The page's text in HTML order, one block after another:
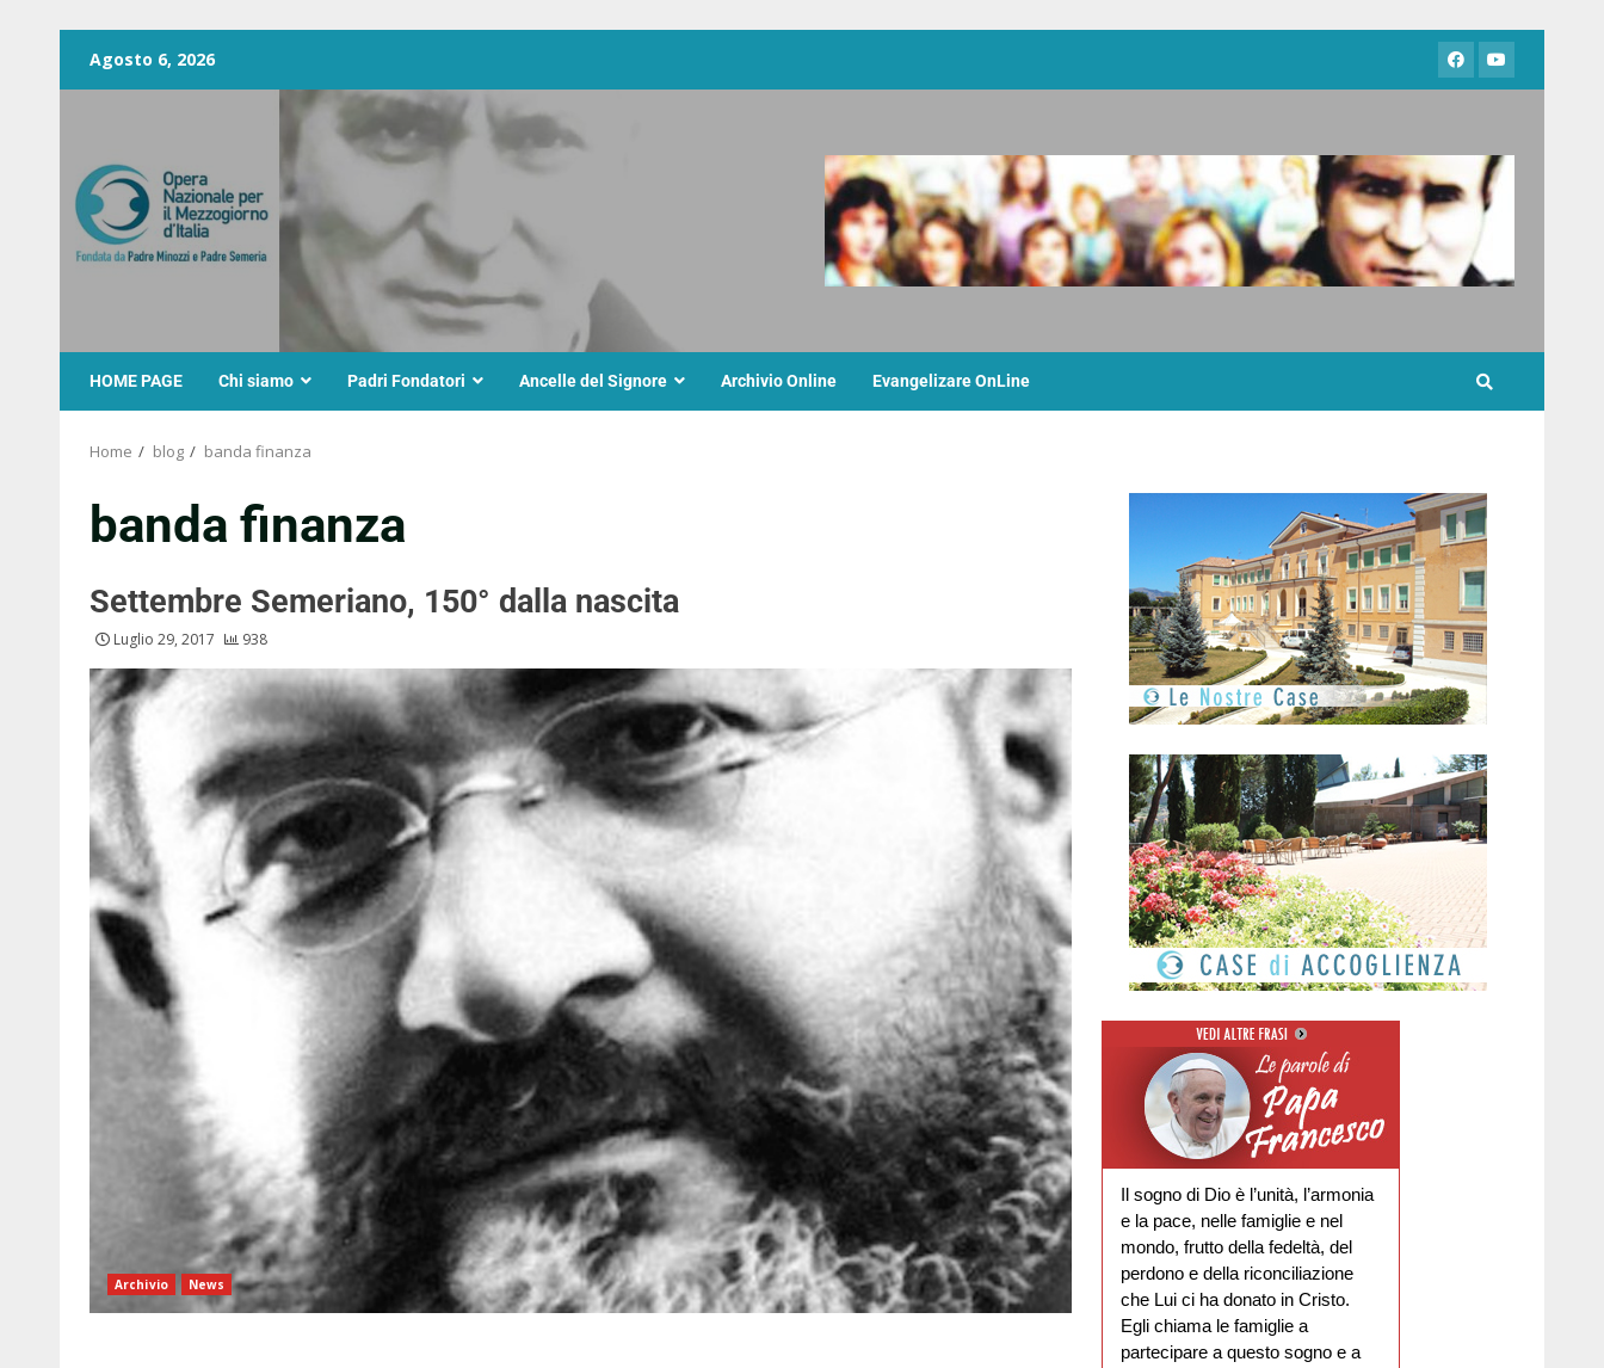
Agosto 6, 2026
HOME PAGE Chi siamo Padri Fondatori Ancelle del Signore Archivio Online Evangelizare OnLine
Home blog banda finanza
banda finanza
Settembre Semeriano, 150° dalla nascita
Luglio 29, 2017 938
Archivio News
Il sogno di Dio è l’unità, l’armonia
e la pace, nelle famiglie e nel
mondo, frutto della fedeltà, del
perdono e della riconciliazione
che Lui ci ha donato in Cristo.
Egli chiama le famiglie a
partecipare a questo sogno e a